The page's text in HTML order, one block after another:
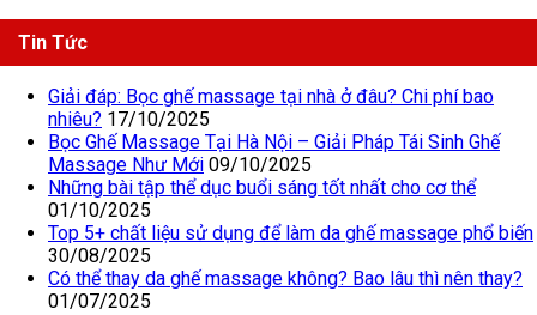
Tin Tức
Giải đáp: Bọc ghế massage tại nhà ở đâu? Chi phí bao
nhiêu? 17/10/2025
Bọc Ghế Massage Tại Hà Nội – Giải Pháp Tái Sinh Ghế
Massage Như Mới 09/10/2025
Những bài tập thể dục buổi sáng tốt nhất cho cơ thể
01/10/2025
Top 5+ chất liệu sử dụng để làm da ghế massage phổ biến
30/08/2025
Có thể thay da ghế massage không? Bao lâu thì nên thay?
01/07/2025